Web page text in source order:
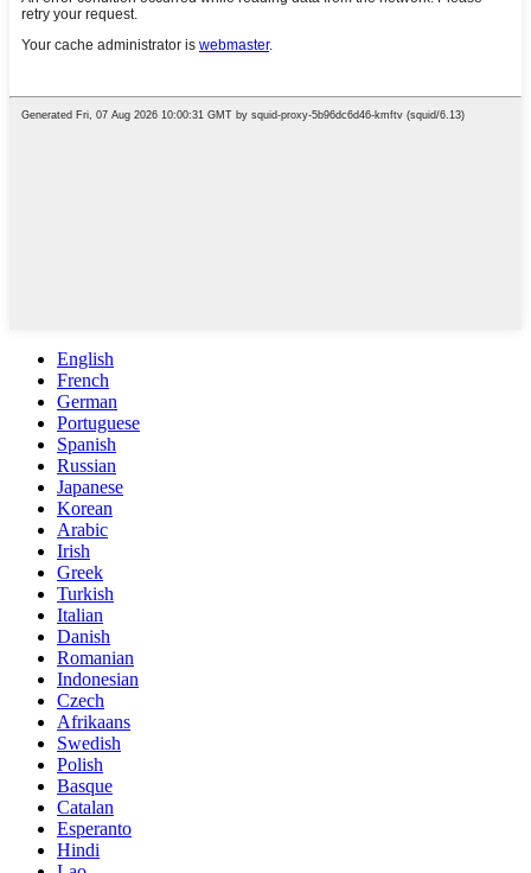
English
French
German
Portuguese
Spanish
Russian
Japanese
Korean
Arabic
Irish
Greek
Turkish
Italian
Danish
Romanian
Indonesian
Czech
Afrikaans
Swedish
Polish
Basque
Catalan
Esperanto
Hindi